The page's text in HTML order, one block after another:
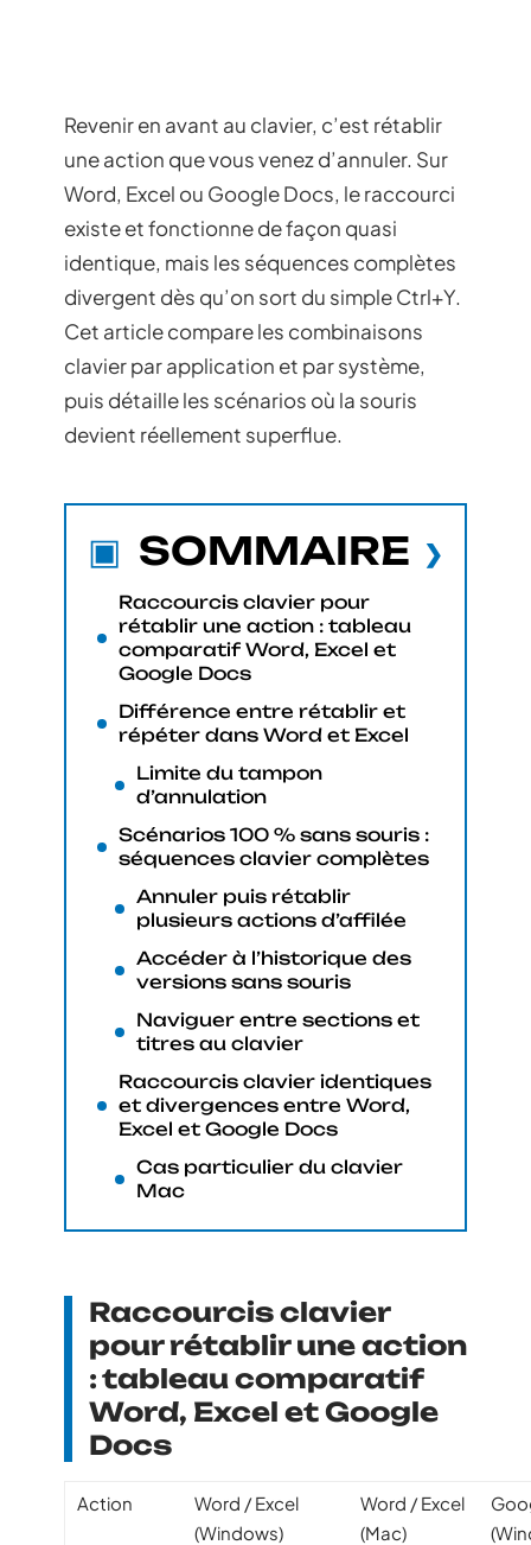
Revenir en avant au clavier, c’est rétablir
une action que vous venez d’annuler. Sur
Word, Excel ou Google Docs, le raccourci
existe et fonctionne de façon quasi
identique, mais les séquences complètes
divergent dès qu’on sort du simple Ctrl+Y.
Cet article compare les combinaisons
clavier par application et par système,
puis détaille les scénarios où la souris
devient réellement superflue.
SOMMAIRE
Raccourcis clavier pour
rétablir une action : tableau
comparatif Word, Excel et
Google Docs
Différence entre rétablir et
répéter dans Word et Excel
Limite du tampon
d’annulation
Scénarios 100 % sans souris :
séquences clavier complètes
Annuler puis rétablir
plusieurs actions d’affilée
Accéder à l’historique des
versions sans souris
Naviguer entre sections et
titres au clavier
Raccourcis clavier identiques
et divergences entre Word,
Excel et Google Docs
Cas particulier du clavier
Mac
Raccourcis clavier
pour rétablir une action
: tableau comparatif
Word, Excel et Google
Docs
Action
Word / Excel
(Windows)
Word / Excel
(Mac)